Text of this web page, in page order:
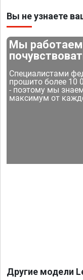
Вы не узнаете
Мы
Специалистами
прошито более 10
- поэтому мы
максимум от
Другие модели